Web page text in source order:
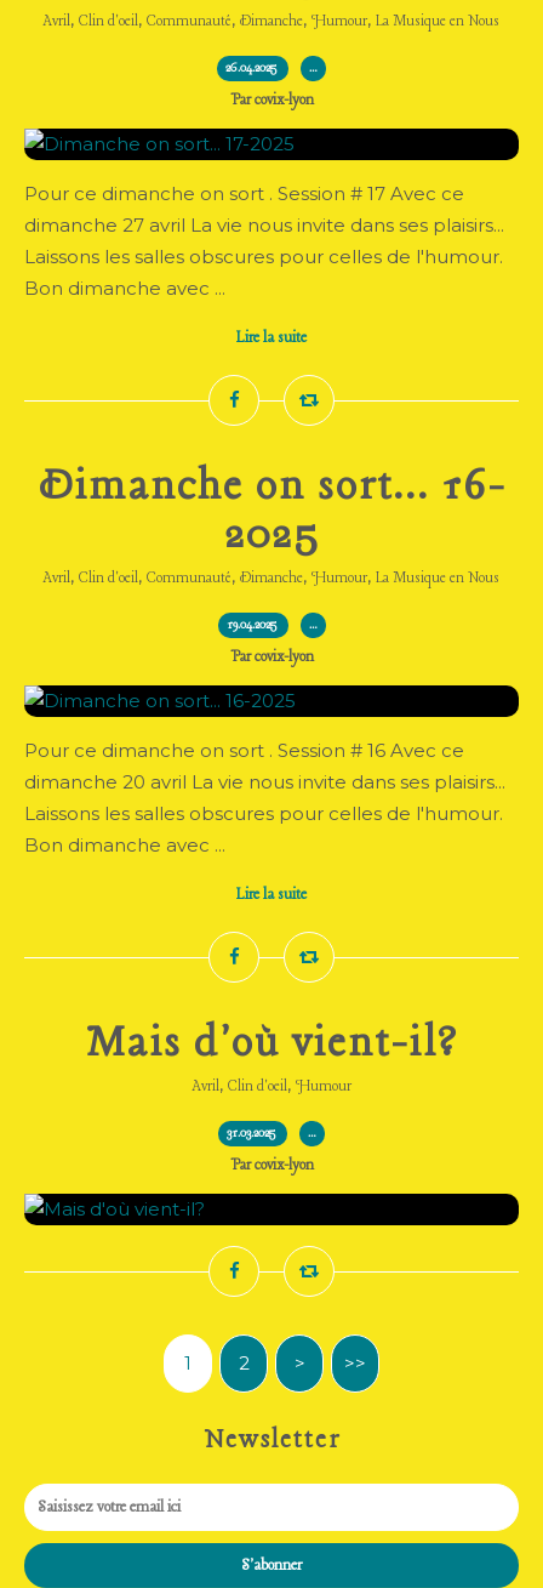
Avril, Clin d'oeil, Communauté, Dimanche, Humour, La Musique en Nous
26.04.2025 …
Par covix-lyon
Pour ce dimanche on sort . Session # 17 Avec ce
dimanche 27 avril La vie nous invite dans ses plaisirs...
Laissons les salles obscures pour celles de l'humour.
Bon dimanche avec ...
Lire la suite
Dimanche on sort... 16-
2025
Avril, Clin d'oeil, Communauté, Dimanche, Humour, La Musique en Nous
19.04.2025 …
Par covix-lyon
Pour ce dimanche on sort . Session # 16 Avec ce
dimanche 20 avril La vie nous invite dans ses plaisirs...
Laissons les salles obscures pour celles de l'humour.
Bon dimanche avec ...
Lire la suite
Mais d'où vient-il?
Avril, Clin d'oeil, Humour
31.03.2025 …
Par covix-lyon
1 2 > >>
Newsletter